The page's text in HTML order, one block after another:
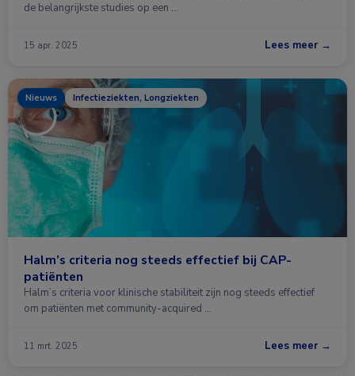
de belangrijkste studies op een …
15 apr. 2025 Lees meer →
Nieuws Infectieziekten, Longziekten
Halm’s criteria nog steeds effectief bij CAP-
patiënten
Halm’s criteria voor klinische stabiliteit zijn nog steeds effectief
om patiënten met community-acquired …
11 mrt. 2025 Lees meer →